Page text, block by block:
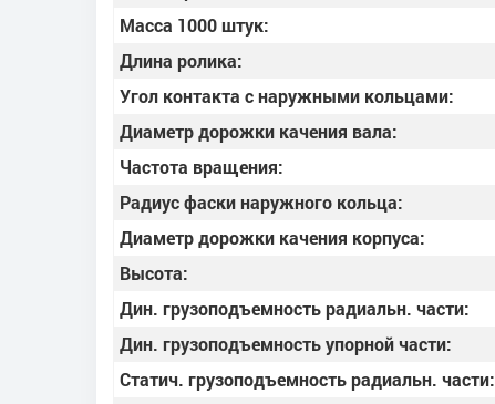
Масса 1000 штук:
Длина ролика:
Угол контакта с наружными кольцами:
Диаметр дорожки качения вала:
Частота вращения:
Радиус фаски наружного кольца:
Диаметр дорожки качения корпуса:
Высота:
Дин. грузоподъемность радиальн. части:
Дин. грузоподъемность упорной части:
Статич. грузоподъемность радиальн. части: